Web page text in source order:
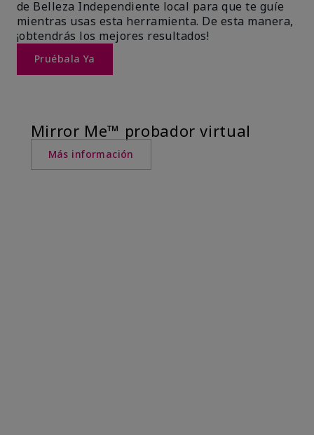
de Belleza Independiente local para que te guíe
mientras usas esta herramienta. De esta manera,
¡obtendrás los mejores resultados!
Pruébala Ya
Mirror Me™ probador virtual
Más información